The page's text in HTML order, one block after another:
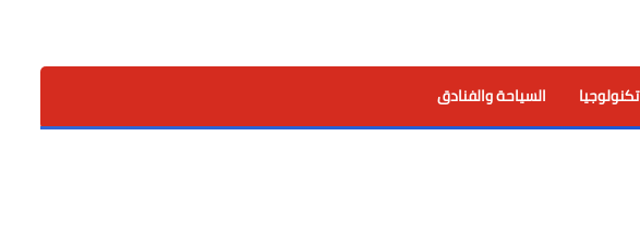
تكنولوجيا السياحة والفنادق